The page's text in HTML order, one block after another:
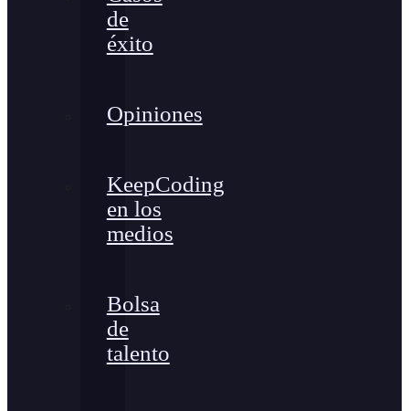
de
éxito
Opiniones
KeepCoding
en los
medios
Bolsa
de
talento